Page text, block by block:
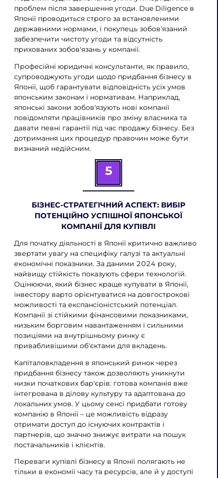
проблем після завершення угоди. Due Diligence в
Японії проводиться строго за встановленими
державними нормами, і покупець зобов'язаний
забезпечити чистоту угоди та відсутність
прихованих зобов'язань у компанії.
Професійні юридичні консультанти, як правило,
супроводжують угоди щодо придбання бізнесу в
Японії, щоб гарантувати відповідність усіх умов
японським законам і нормативам. Наприклад,
японські закони зобов'язують нові компанії
повідомляти працівників про зміну власника та
давати певні гарантії під час продажу бізнесу. Без
дотримання цих процедур правочин може бути
визнаний недійсним.
5
БІЗНЕС-СТРАТЕГІЧНИЙ АСПЕКТ: ВИБІР
ПОТЕНЦІЙНО УСПІШНОЇ ЯПОНСЬКОЇ
КОМПАНІЇ ДЛЯ КУПІВЛІ
Для початку діяльності в Японії критично важливо
звертати увагу на специфіку галузі та актуальні
економічні показники. За даними 2024 року,
найвищу стійкість показують сфери технологій.
Оцінюючи, який бізнес краще купувати в Японії,
інвестору варто орієнтуватися на довгострокові
можливості та експансіоністський потенціал.
Компанії зі стійкими фінансовими показниками,
низьким борговим навантаженням і сильними
позиціями на внутрішньому ринку є
привабливішими об'єктами для вкладень.
Капіталовкладення в японський ринок через
придбання бізнесу також дозволяють уникнути
низки початкових бар'єрів: готова компанія вже
інтегрована в ділову культуру та адаптована до
локальних умов. У цьому сенсі придбати готову
компанію в Японії – це можливість відразу
отримати доступ до існуючих контрактів і
партнерів, що значно знижує витрати на пошук
постачальників і клієнтів.
Переваги купівлі бізнесу в Японії полягають не
тільки в економії часу та ресурсів, але й у доступі